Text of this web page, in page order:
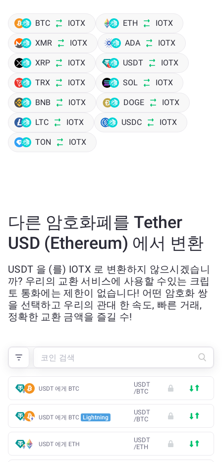
BTC IOTX ETH IOTX
XMR IOTX ADA IOTX
XRP IOTX USDT IOTX
TRX IOTX SOL IOTX
BNB IOTX DOGE IOTX
LTC IOTX USDC IOTX
TON IOTX
다른 암호화폐를 Tether
USD (Ethereum) 에서 변환
USDT 을 (를) IOTX 로 변환하지 않으시겠습니
까? 우리의 교환 서비스에 사용할 수있는 크립
토 통화에는 제한이 없습니다! 어떤 암호화 쌍
을 선택하고 우리의 관대 한 속도, 빠른 거래,
정확한 교환 금액을 즐길 수!
USDT 에게 BTC
USDT
/BTC
USDT 에게 BTC Lightning
USDT
/BTC
USDT 에게 ETH
USDT
/ETH